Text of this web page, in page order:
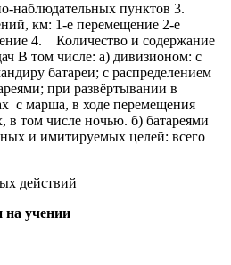
наблюдательных пунктов 3.
км: 1-е перемещение 2-е
4. Количество и содержание
В том числе: а) дивизионом: с
батареи; с распределением
при развёртывании в
с марша, в ходе перемещения
том числе ночью. б) батареями
и имитируемых целей: всего
действий
на учении